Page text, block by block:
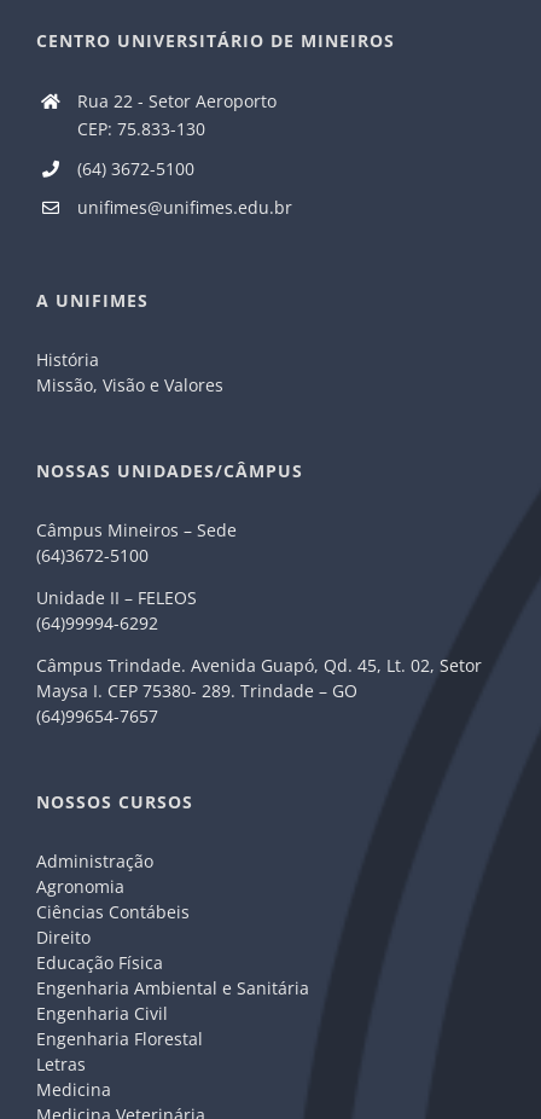
CENTRO UNIVERSITÁRIO DE MINEIROS
Rua 22 - Setor Aeroporto
CEP: 75.833-130
(64) 3672-5100
unifimes@unifimes.edu.br
A UNIFIMES
História
Missão, Visão e Valores
NOSSAS UNIDADES/CÂMPUS
Câmpus Mineiros – Sede
(64)3672-5100
Unidade II – FELEOS
(64)99994-6292
Câmpus Trindade. Avenida Guapó, Qd. 45, Lt. 02, Setor
Maysa I. CEP 75380- 289. Trindade – GO
(64)99654-7657
NOSSOS CURSOS
Administração
Agronomia
Ciências Contábeis
Direito
Educação Física
Engenharia Ambiental e Sanitária
Engenharia Civil
Engenharia Florestal
Letras
Medicina